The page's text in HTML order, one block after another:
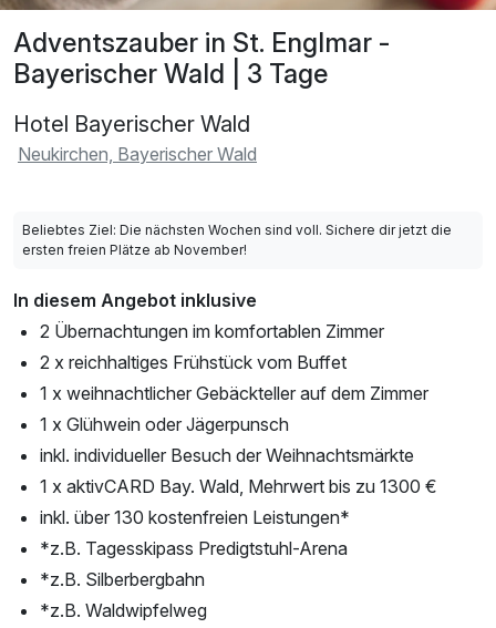
Adventszauber in St. Englmar -
Bayerischer Wald | 3 Tage
Hotel Bayerischer Wald
Neukirchen, Bayerischer Wald
Beliebtes Ziel: Die nächsten Wochen sind voll. Sichere dir jetzt die
ersten freien Plätze ab November!
In diesem Angebot inklusive
2 Übernachtungen im komfortablen Zimmer
2 x reichhaltiges Frühstück vom Buffet
1 x weihnachtlicher Gebäckteller auf dem Zimmer
1 x Glühwein oder Jägerpunsch
inkl. individueller Besuch der Weihnachtsmärkte
1 x aktivCARD Bay. Wald, Mehrwert bis zu 1300 €
inkl. über 130 kostenfreien Leistungen*
*z.B. Tagesskipass Predigtstuhl-Arena
*z.B. Silberbergbahn
*z.B. Waldwipfelweg